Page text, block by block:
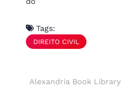
Tags:
DIREITO CIVIL
Alexandria Book Library